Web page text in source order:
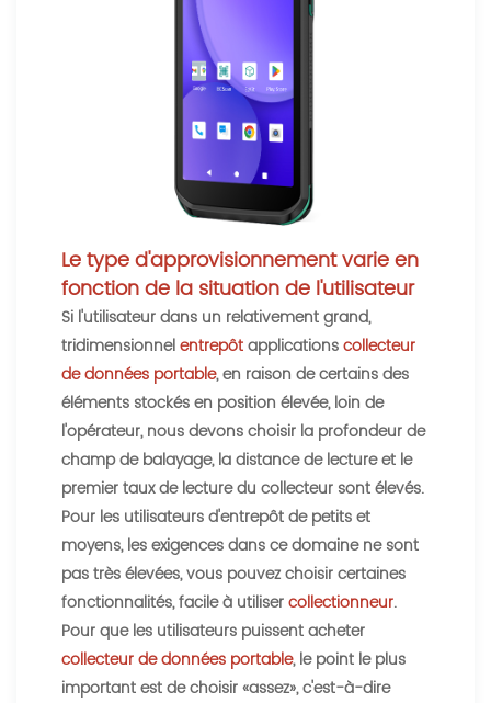
Le type d'approvisionnement varie en
fonction de la situation de l'utilisateur
Si l'utilisateur dans un relativement grand,
tridimensionnelentrepôtapplicationscollecteur
de données portable, en raison de certains des
éléments stockés en position élevée, loin de
l'opérateur, nous devons choisir la profondeur de
champ de balayage, la distance de lecture et le
premier taux de lecture du collecteur sont élevés.
Pour les utilisateurs d'entrepôt de petits et
moyens, les exigences dans ce domaine ne sont
pas très élevées, vous pouvez choisir certaines
fonctionnalités, facile à utilisercollectionneur.
Pour que les utilisateurs puissent acheter
collecteur de données portable, le point le plus
important est de choisir «assez», c'est-à-dire